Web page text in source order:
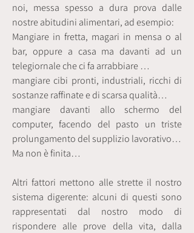
noi, messa spesso a dura prova dalle
nostre abitudini alimentari, ad esempio:
Mangiare in fretta, magari in mensa o al
bar, oppure a casa ma davanti ad un
telegiornale che ci fa arrabbiare …
mangiare cibi pronti, industriali, ricchi di
sostanze raffinate e di scarsa qualità…
mangiare davanti allo schermo del
computer, facendo del pasto un triste
prolungamento del supplizio lavorativo…
Ma non è finita…
Altri fattori mettono alle strette il nostro
sistema digerente: alcuni di questi sono
rappresentati dal nostro modo di
rispondere alle prove della vita, dalla